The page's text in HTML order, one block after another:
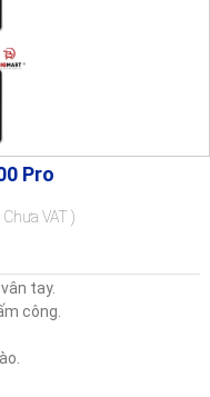
Pro
Chưa VAT )
tay.
công.